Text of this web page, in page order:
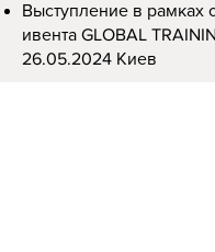
Выступление в рамках
ивента GLOBAL
26.05.2024 Киев